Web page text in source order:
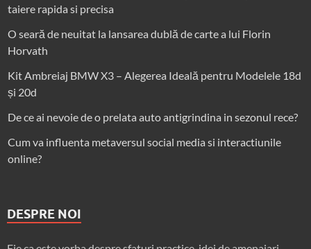
taiere rapida si precisa
O seară de neuitat la lansarea dublă de carte a lui Florin
Horvath
Kit Ambreiaj BMW X3 – Alegerea Ideală pentru Modelele 18d
și 20d
De ce ai nevoie de o prelata auto antigrindina in sezonul rece?
Cum va influenta metaversul social media si interactiunile
online?
DESPRE NOI